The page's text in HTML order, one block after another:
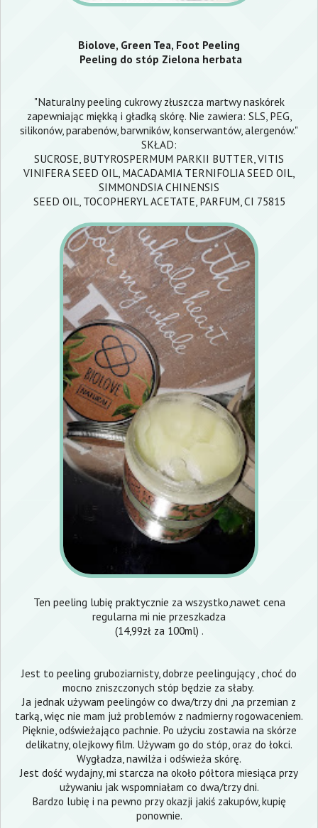
Biolove, Green Tea, Foot Peeling
Peeling do stóp Zielona herbata
"Naturalny peeling cukrowy złuszcza martwy naskórek
zapewniając miękką i gładką skórę. Nie zawiera: SLS, PEG,
silikonów, parabenów, barwników, konserwantów, alergenów."
SKŁAD:
SUCROSE, BUTYROSPERMUM PARKII BUTTER, VITIS
VINIFERA SEED OIL, MACADAMIA TERNIFOLIA SEED OIL,
SIMMONDSIA CHINENSIS
SEED OIL, TOCOPHERYL ACETATE, PARFUM, CI 75815
Ten peeling lubię praktycznie za wszystko,nawet cena
regularna mi nie przeszkadza
(14,99zł za 100ml) .
Jest to peeling gruboziarnisty, dobrze peelingujący , choć do
mocno zniszczonych stóp będzie za słaby.
Ja jednak używam peelingów co dwa/trzy dni ,na przemian z
tarką, więc nie mam już problemów z nadmierny rogowaceniem.
Pięknie, odświeżająco pachnie. Po użyciu zostawia na skórze
delikatny, olejkowy film. Używam go do stóp, oraz do łokci.
Wygładza, nawilża i odświeża skórę.
Jest dość wydajny, mi starcza na około półtora miesiąca przy
używaniu jak wspomniałam co dwa/trzy dni.
Bardzo lubię i na pewno przy okazji jakiś zakupów, kupię
ponownie.